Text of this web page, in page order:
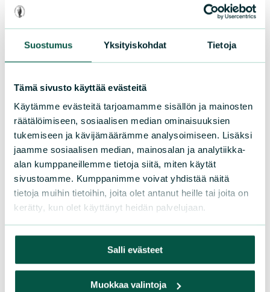
Suostumus Yksityiskohdat Tietoja
Tämä sivusto käyttää evästeitä
Käytämme evästeitä tarjoamamme sisällön ja mainosten
räätälöimiseen, sosiaalisen median ominaisuuksien
tukemiseen ja kävijämäärämme analysoimiseen. Lisäksi
jaamme sosiaalisen median, mainosalan ja analytiikka-
alan kumppaneillemme tietoja siitä, miten käytät
sivustoamme. Kumppanimme voivat yhdistää näitä
tietoja muihin tietoihin, joita olet antanut heille tai joita on
kerätty, kun olet käyttänyt heidän palvelujaan.
Salli evästeet
Muokkaa valintoja
Suomen luonnonsuojeluliitto
Sörnäistenkatu 1
00580 Helsinki
Asiakaspalvelu ja lahjoitukset
Puh. 09 228 08210 (arkisin 9-15)
toimisto@sll.fi